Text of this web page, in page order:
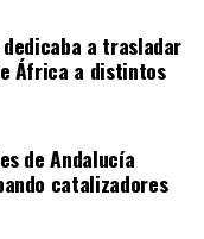
a trasladar
África a distintos
de Andalucía
catalizadores